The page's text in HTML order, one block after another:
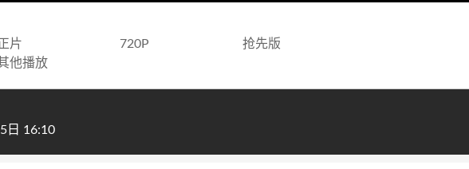
正片 720P
抢先版
他播放
日 16:10